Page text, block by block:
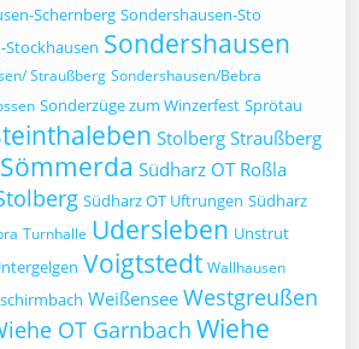
Schernberg Sondershausen-Sto
Stockhausen Sondershausen
Straußberg Sondershausen/Bebra
Sonderzüge zum Winzerfest Sprötau
Stolberg Straußberg
Sömmerda Südharz OT Roßla
Südharz OT Uftrungen Südharz
Turnhalle Udersleben Unstrut
Voigtstedt Wallhausen
Weißensee Westgreußen
OT Garnbach Wiehe